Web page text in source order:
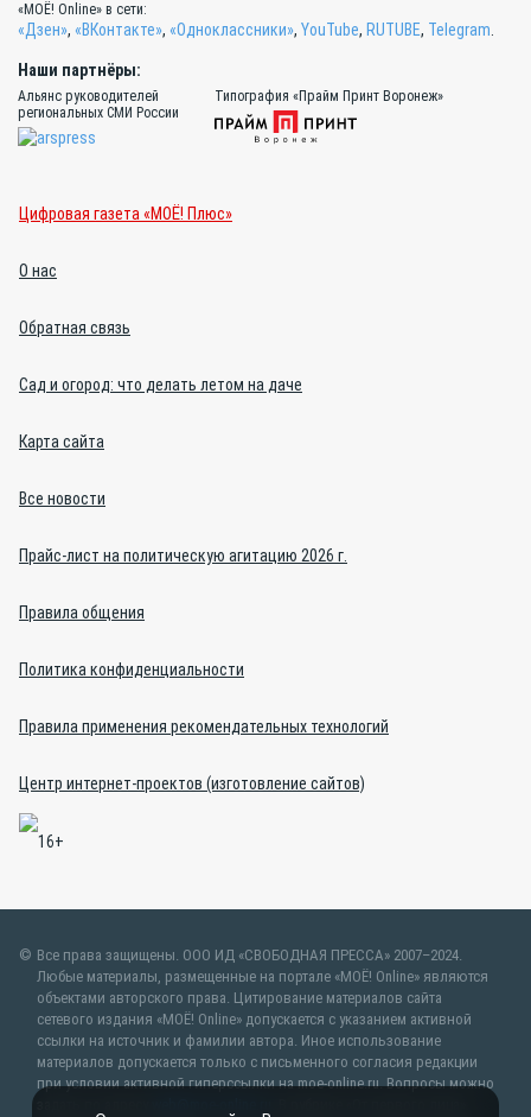
«МОЁ! Online» в сети:
«Дзен», «ВКонтакте», «Одноклассники», YouTube, RUTUBE, Telegram
Наши партнёры:
Альянс руководителей
региональных СМИ России
Типография «Прайм Принт Воронеж»
Цифровая газета «МОЁ! Плюс»
О нас
Обратная связь
Сад и огород: что делать летом на даче
Карта сайта
Все новости
Прайс-лист на политическую агитацию 2026 г.
Правила общения
Политика конфиденциальности
Правила применения рекомендательных технологий
Центр интернет-проектов (изготовление сайтов)
Все права защищены. ООО ИД «СВОБОДНАЯ ПРЕССА» 2007–2024.
Любые материалы, размещенные на портале «МОЁ! Online» являются
объектами авторского права. Цитирование материалов сайта
сетевого издания «МОЁ! Online» допускается с указанием активной
ссылки на источник и фамилии автора. Иное использование
материалов допускается только с письменного согласия редакции
при условии активной гиперссылки на moe-online.ru. Вопросы можно